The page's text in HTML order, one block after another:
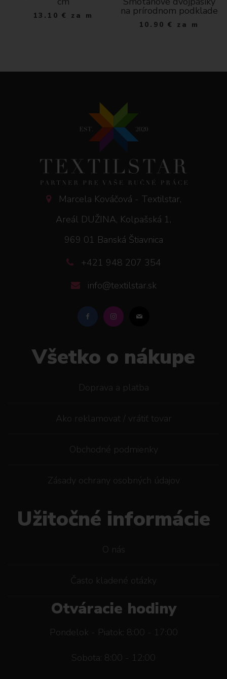
13.10 € za m na prírodnom podklade
10.90 € za m
Marcela Kováčová - Textilstar,
Areál DUŽINA, Kolpašská 1,
969 01 Banská Štiavnica
+421 948 207 354
info@textilstar.sk
Všetko o nákupe
Doprava a platba
Ako reklamovat / vrátiť tovar
Obchodné podmienky
Zásady ochrany osobných údajov
Užitočné informácie
O nás
Často kladené otázky
Otváracie hodiny
Pondelok - Piatok: 8:00 - 17:00
Sobota: 8:00 - 12:00